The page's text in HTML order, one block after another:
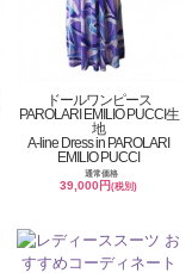
ドールワンピース
PAROLARI EMILIO PUCCI生
地
A-line Dress in PAROLARI
EMILIO PUCCI
通常価格
39,000円(税別)